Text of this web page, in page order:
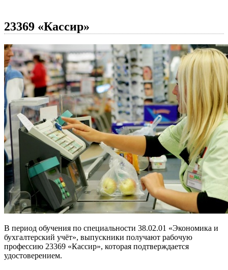
23369 «Кассир»
В период обучения по специальности 38.02.01 «Экономика и
бухгалтерский учёт», выпускники получают рабочую
профессию 23369 «Кассир», которая подтверждается
удостоверением.